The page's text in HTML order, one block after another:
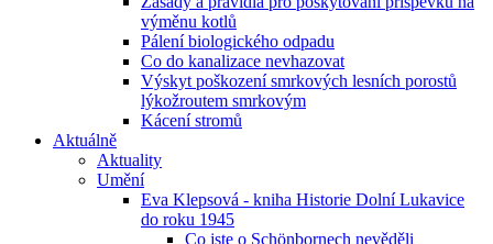
výměnu kotlů
Pálení biologického odpadu
Co do kanalizace nevhazovat
Výskyt poškození smrkových lesních porostů
lýkožroutem smrkovým
Kácení stromů
Aktuálně
Aktuality
Umění
Eva Klepsová - kniha Historie Dolní Lukavice
do roku 1945
Co jste o Schönbornech nevěděli